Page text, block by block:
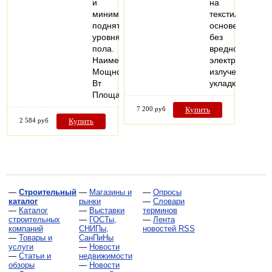
и
минимальным
поднятием
уровня
пола.
Наименование
Мощность,
Вт
Площадь…
2 584 руб Купить
на
текстильной
основе
без
вредного
излучения,
укладка…
7 200 руб Купить
— Строительный
каталог
— Каталог
строительных
компаний
— Товары и
услуги
— Статьи и
обзоры
— Магазины и
рынки
— Выставки
— ГОСТы,
СНИПы,
СанПиНы
— Новости
недвижимости
— Новости
— Опросы
— Словари
терминов
— Лента
новостей RSS